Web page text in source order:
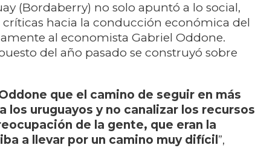
(Bordaberry) no solo apuntó a lo social,
hacia la conducción económica del
al economista Gabriel Oddone.
del año pasado se construyó sobre
que el camino de seguir en más
los uruguayos y no canalizar los recursos
de la gente, que eran la
a llevar por un camino muy difícil ”,